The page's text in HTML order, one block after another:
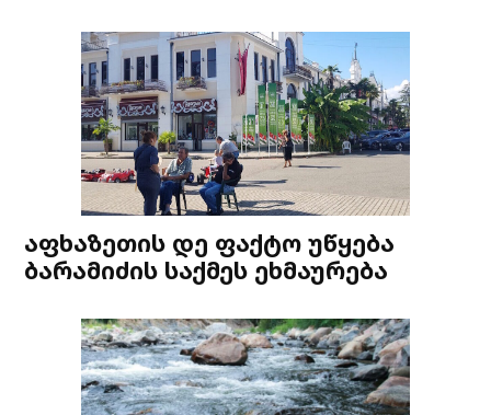
აფხაზეთის დე ფაქტო უწყება
ბარამიძის საქმეს ეხმაურება